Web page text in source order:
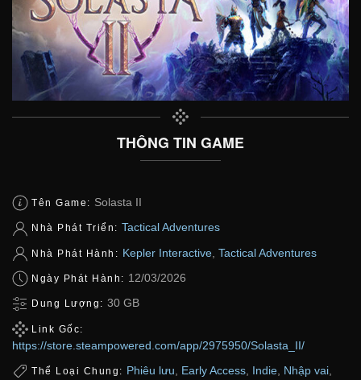
THÔNG TIN GAME
Tên Game: Solasta II
Nhà Phát Triển: Tactical Adventures
Nhà Phát Hành: Kepler Interactive, Tactical Adventures
Ngày Phát Hành: 12/03/2026
Dung Lượng: 30 GB
Link Gốc:
https://store.steampowered.com/app/2975950/Solasta_II/
Thể Loại Chung: Phiêu lưu Early Access Indie Nhập vai